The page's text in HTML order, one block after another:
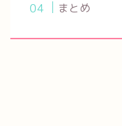
まとめ